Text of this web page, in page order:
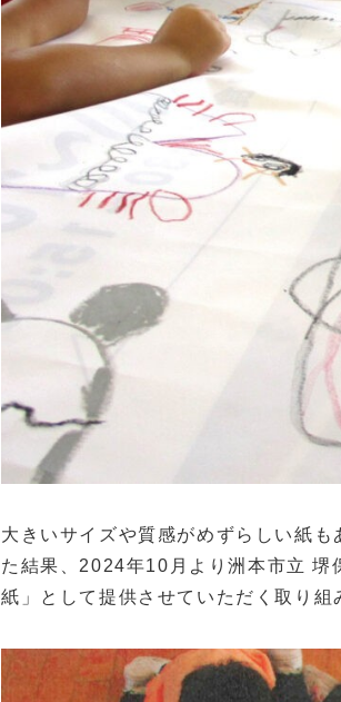
大きいサイズや質感がめずらしい紙
た結果、2024年10月より洲本市立 堺
紙」として提供させていただく取り組